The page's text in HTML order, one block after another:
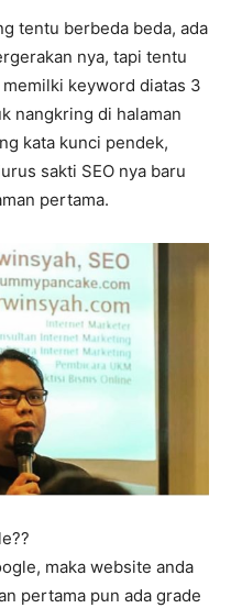
tentu berbeda beda, ada
nya, tapi tentu
keyword diatas 3
nangkring di halaman
kata kunci pendek,
sakti SEO nya baru
pertama.
maka website anda
pertama pun ada grade